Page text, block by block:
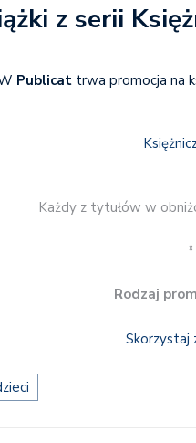
z serii
Publicattrwa promocja na
Każdy z tytułów w
*
Rodzaj
Skorzystaj